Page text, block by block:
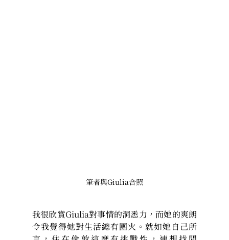
筆者與Giulia合照
我很欣賞Giulia對事情的洞悉力，而她的爽朗
令我覺得她對生活總有團火。就如她自己所